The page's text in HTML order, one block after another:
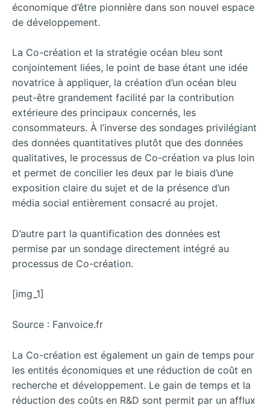
économique d’être pionnière dans son nouvel espace
de développement.
La Co-création et la stratégie océan bleu sont
conjointement liées, le point de base étant une idée
novatrice à appliquer, la création d’un océan bleu
peut-être grandement facilité par la contribution
extérieure des principaux concernés, les
consommateurs. À l’inverse des sondages privilégiant
des données quantitatives plutôt que des données
qualitatives, le processus de Co-création va plus loin
et permet de concilier les deux par le biais d’une
exposition claire du sujet et de la présence d’un
média social entièrement consacré au projet.
D’autre part la quantification des données est
permise par un sondage directement intégré au
processus de Co-création.
[img_1]
Source : Fanvoice.fr
La Co-création est également un gain de temps pour
les entités économiques et une réduction de coût en
recherche et développement. Le gain de temps et la
réduction des coûts en R&D sont permit par un afflux